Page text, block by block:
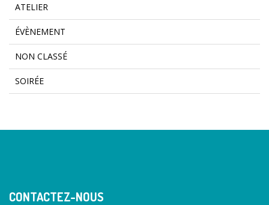
ATELIER
ÉVÈNEMENT
NON CLASSÉ
SOIRÉE
CONTACTEZ-NOUS